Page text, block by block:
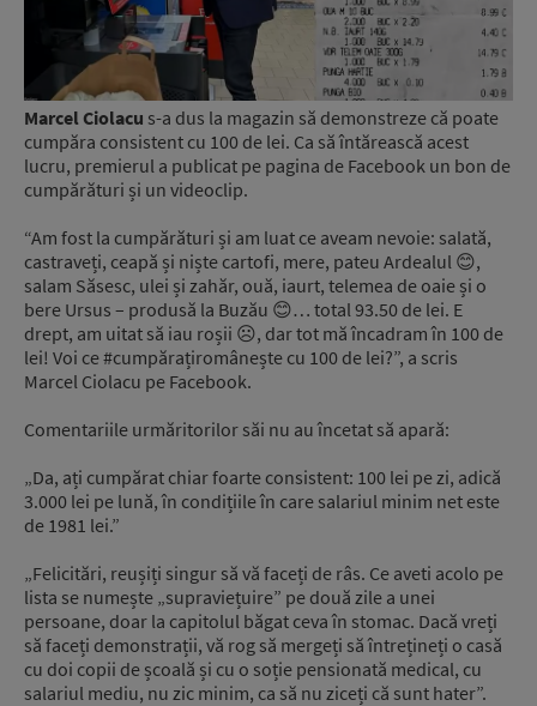
Marcel Ciolacu s-a dus la magazin să demonstreze că poate
cumpăra consistent cu 100 de lei. Ca să întărească acest
lucru, premierul a publicat pe pagina de Facebook un bon de
cumpărături și un videoclip.
“Am fost la cumpărături și am luat ce aveam nevoie: salată,
castraveți, ceapă și niște cartofi, mere, pateu Ardealul 😊,
salam Săsesc, ulei și zahăr, ouă, iaurt, telemea de oaie și o
bere Ursus – produsă la Buzău 😊… total 93.50 de lei. E
drept, am uitat să iau roșii ☹️, dar tot mă încadram în 100 de
lei! Voi ce #cumpărațiromânește cu 100 de lei?”, a scris
Marcel Ciolacu pe Facebook.
Comentariile urmăritorilor săi nu au încetat să apară:
„Da, ați cumpărat chiar foarte consistent: 100 lei pe zi, adică
3.000 lei pe lună, în condițiile în care salariul minim net este
de 1981 lei.”
„Felicitări, reușiți singur să vă faceți de râs. Ce aveti acolo pe
lista se numește „supraviețuire” pe două zile a unei
persoane, doar la capitolul băgat ceva în stomac. Dacă vreți
să faceți demonstrații, vă rog să mergeți să întrețineți o casă
cu doi copii de școală și cu o soție pensionată medical, cu
salariul mediu, nu zic minim, ca să nu ziceți că sunt hater”.